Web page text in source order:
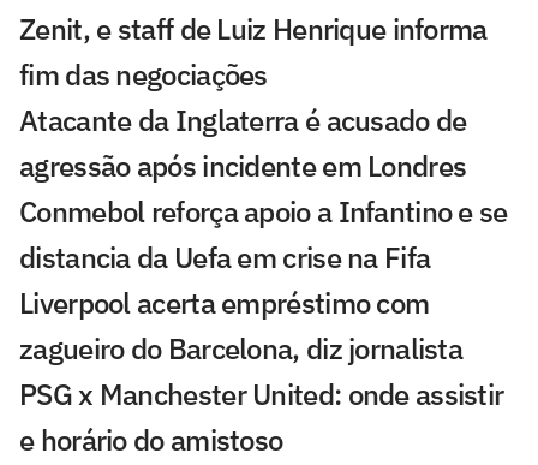
Zenit, e staff de Luiz Henrique informa
fim das negociações
Atacante da Inglaterra é acusado de
agressão após incidente em Londres
Conmebol reforça apoio a Infantino e se
distancia da Uefa em crise na Fifa
Liverpool acerta empréstimo com
zagueiro do Barcelona, diz jornalista
PSG x Manchester United: onde assistir
e horário do amistoso